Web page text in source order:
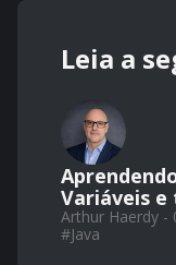
Leia a
Variáveis
Arthur Haerdy -
#Java